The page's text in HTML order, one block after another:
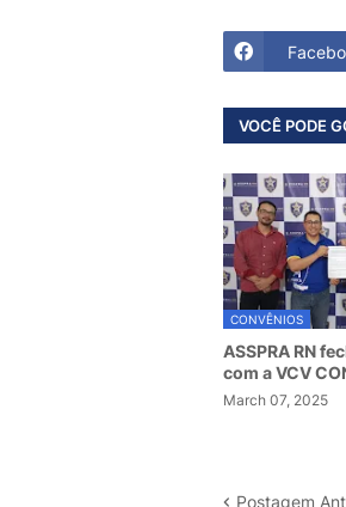
VOCÊ PODE
CONVÊNIOS
ASSPRA RN
com a VCV
March 07, 2025
Postagem